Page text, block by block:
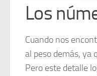
Los
Cuando nos
al peso demás, ya
Pero este detalle